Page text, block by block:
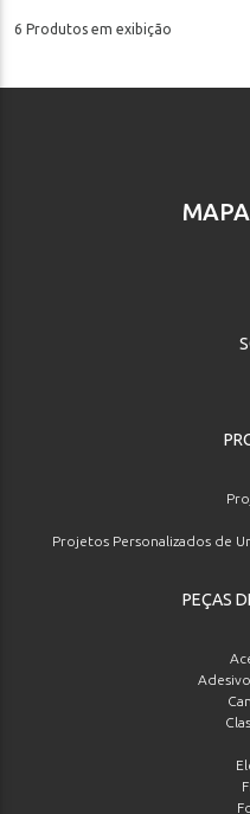
6 Produtos em exibição
Projetos Personalizados de
PEÇAS